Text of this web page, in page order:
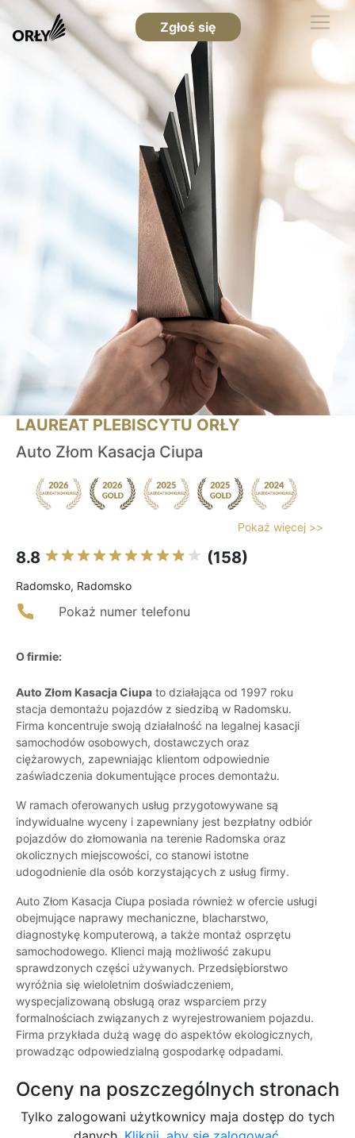
Zgłoś się
LAUREAT PLEBISCYTU ORŁY
Auto Złom Kasacja Ciupa
Pokaż więcej >>
8.8 (158)
Radomsko, Radomsko
Pokaż numer telefonu
O firmie:
Auto Złom Kasacja Ciupa to działająca od 1997 roku
stacja demontażu pojazdów z siedzibą w Radomsku.
Firma koncentruje swoją działalność na legalnej kasacji
samochodów osobowych, dostawczych oraz
ciężarowych, zapewniając klientom odpowiednie
zaświadczenia dokumentujące proces demontażu.
W ramach oferowanych usług przygotowywane są
indywidualne wyceny i zapewniany jest bezpłatny odbiór
pojazdów do złomowania na terenie Radomska oraz
okolicznych miejscowości, co stanowi istotne
udogodnienie dla osób korzystających z usług firmy.
Auto Złom Kasacja Ciupa posiada również w ofercie usługi
obejmujące naprawy mechaniczne, blacharstwo,
diagnostykę komputerową, a także montaż osprzętu
samochodowego. Klienci mają możliwość zakupu
sprawdzonych części używanych. Przedsiębiorstwo
wyróżnia się wieloletnim doświadczeniem,
wyspecjalizowaną obsługą oraz wsparciem przy
formalnościach związanych z wyrejestrowaniem pojazdu.
Firma przykłada dużą wagę do aspektów ekologicznych,
prowadząc odpowiedzialną gospodarkę odpadami.
Oceny na poszczególnych stronach
Tylko zalogowani użytkownicy maja dostęp do tych